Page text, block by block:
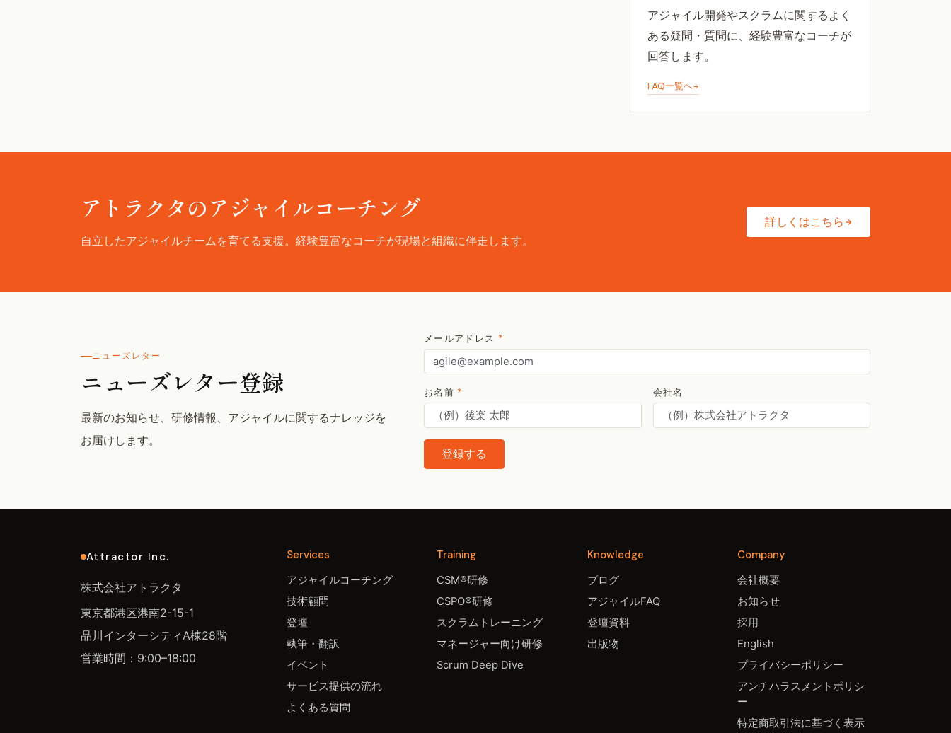
アジャイル開発やスクラムに関するよく
ある疑問・質問に、経験豊富なコーチが
回答します。
FAQ一覧へ
アトラクタのアジャイルコーチング
自立したアジャイルチームを育てる支援。経験豊富なコーチが現場と組織に伴走します。
詳しくはこちら
ニューズレター
ニューズレター登録
最新のお知らせ、研修情報、アジャイルに関するナレッジを
お届けします。
メールアドレス *
お名前 * 会社名
登録する
Attractor Inc.
株式会社アトラクタ
東京都港区港南2-15-1
品川インターシティA棟28階
営業時間：9:00–18:00
Services
アジャイルコーチング
技術顧問
登壇
執筆・翻訳
イベント
サービス提供の流れ
よくある質問
Training
CSM®研修
CSPO®研修
スクラムトレーニング
マネージャー向け研修
Scrum Deep Dive
Knowledge
ブログ
アジャイルFAQ
登壇資料
出版物
Company
会社概要
お知らせ
採用
English
プライバシーポリシー
アンチハラスメントポリシ
ー
特定商取引法に基づく表示